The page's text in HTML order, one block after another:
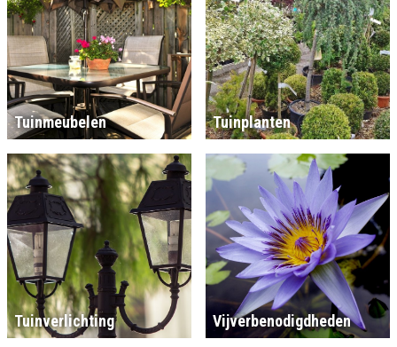
Tuinmeubelen Tuinplanten
Tuinverlichting Vijverbenodigdheden